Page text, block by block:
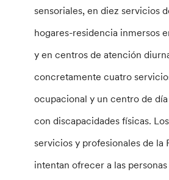
sensoriales, en diez servicios
hogares-residencia inmersos
y en centros de atención
concretamente cuatro
ocupacional y un centro de
con discapacidades físicas.
servicios y profesionales de la
intentan ofrecer a las